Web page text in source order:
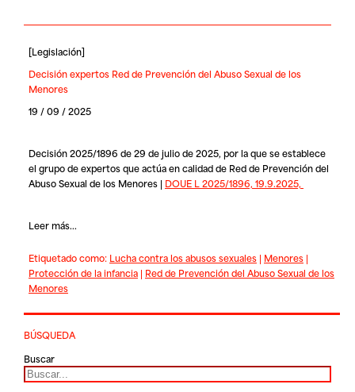
[Legislación]
Decisión expertos Red de Prevención del Abuso Sexual de los
Menores
19 / 09 / 2025
Decisión 2025/1896 de 29 de julio de 2025, por la que se establece
el grupo de expertos que actúa en calidad de Red de Prevención del
Abuso Sexual de los Menores | DOUE L 2025/1896, 19.9.2025,
Leer más...
Etiquetado como: Lucha contra los abusos sexuales| Menores|
Protección de la infancia| Red de Prevención del Abuso Sexual de los
Menores
BÚSQUEDA
Buscar